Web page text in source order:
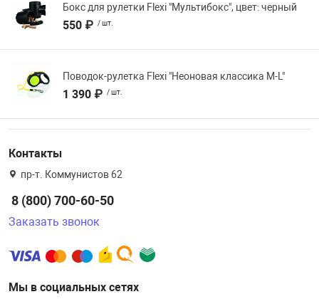
Бокс для рулетки Flexi "Мультибокс", цвет: черный
550 ₽ / шт.
Поводок-рулетка Flexi "Неоновая классика М-L"
1 390 ₽ / шт.
Контакты
пр-т. Коммунистов 62
8 (800) 700-60-50
Заказать звонок
Мы в социальных сетях